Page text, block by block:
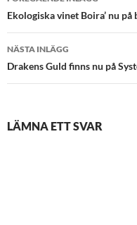
Ekologiska vinet Boira’ nu på
NÄSTA INLÄGG
Drakens Guld finns nu på
LÄMNA ETT SVAR